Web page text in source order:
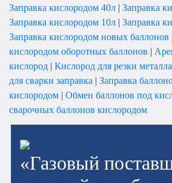
Заправка кислородом 40л | Заправка
Заправка кислородом 10л | Заправка
Заправка кислородом новых баллонов
кислородом оборотных баллонов |
кислород | Кислород для резки
для сварки заправка | Заправка
кислородом | Обмен баллонов под
сварочных баллонов кислородом
«Газовый